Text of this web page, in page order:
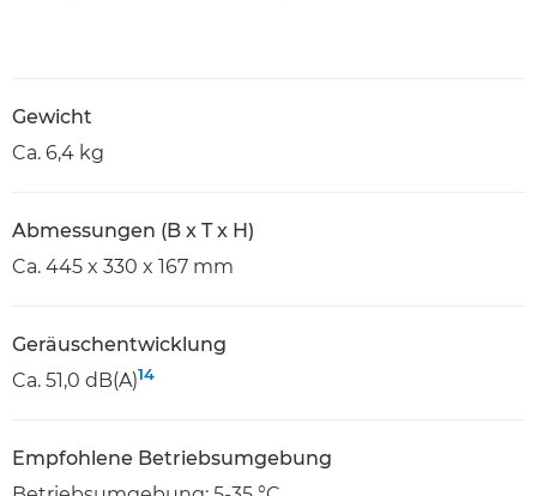
Gewicht
Ca. 6,4 kg
Abmessungen (B x T x H)
Ca. 445 x 330 x 167 mm
Geräuschentwicklung
Ca. 51,0 dB(A)14
Empfohlene Betriebsumgebung